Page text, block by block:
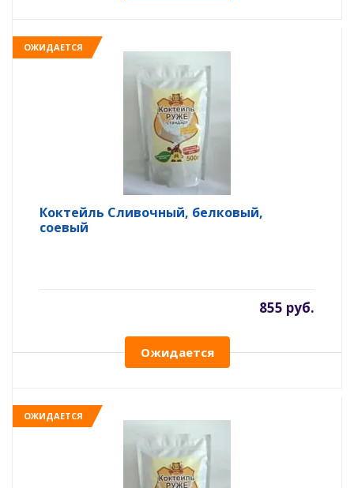
ОЖИДАЕТСЯ
Коктейль Сливочный, белковый,
соевый
855 руб.
Ожидается
ОЖИДАЕТСЯ